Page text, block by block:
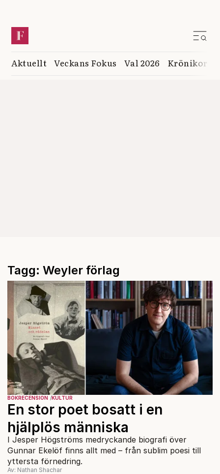
Aktuellt Veckans Fokus Val 2026 Krönikor
Tagg: Weyler förlag
BOKRECENSION KULTUR
En stor poet bosatt i en
hjälplös människa
I Jesper Högströms medryckande biografi över
Gunnar Ekelöf finns allt med – från sublim poesi till
yttersta förnedring.
Av: Nathan Shachar